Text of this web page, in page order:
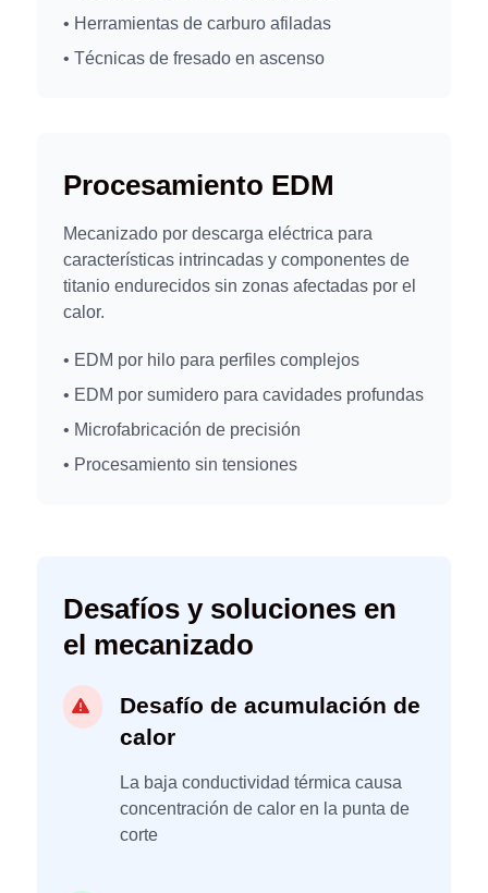
• Herramientas de carburo afiladas
• Técnicas de fresado en ascenso
Procesamiento EDM
Mecanizado por descarga eléctrica para
características intrincadas y componentes de
titanio endurecidos sin zonas afectadas por el
calor.
• EDM por hilo para perfiles complejos
• EDM por sumidero para cavidades profundas
• Microfabricación de precisión
• Procesamiento sin tensiones
Desafíos y soluciones en
el mecanizado
Desafío de acumulación de
calor
La baja conductividad térmica causa
concentración de calor en la punta de
corte